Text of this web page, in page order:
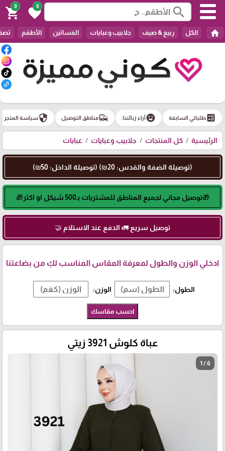
search
0
favorite
0
shopping_cart
home الكل ربيع & صيف جلابيب وعبايات الفساتين الأطقم
ballotطلباتي السابقة emoji_emotionsآراء زبائننا: commuteمناطق التوصيل securityسياسة المتجر
الرئيسية كل المنتجات جلابيب وعبايات عبايات
(توصيلة الضفة والقدس: 20₪) (توصيلة الداخل: 50₪)
🎁توصيل مجاني لجميع المناطق للمشتريات بـ500 شيكل او اكثر🎁
توصيل سريع 🚛 الدفع عند الاستلام 🤝
ادخلي الوزن والطول لمعرفة المقاس المناسب لكِ من بضاعتنا
الطول: الوزن:
احسب مقاسك
عباة كلوش 3921 زيتي
1 / 6